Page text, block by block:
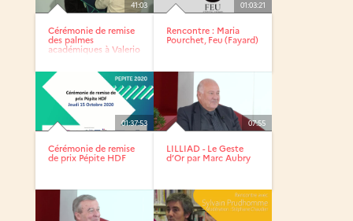
41:03
Cérémonie de remise
des palmes
académiques à Valerio
01:03:21
Rencontre : Maria
Pourchet, Feu (Fayard)
01:37:53
Cérémonie de remise
de prix Pépite HDF
07:55
LILLIAD - Le Geste
d’Or par Marc Aubry